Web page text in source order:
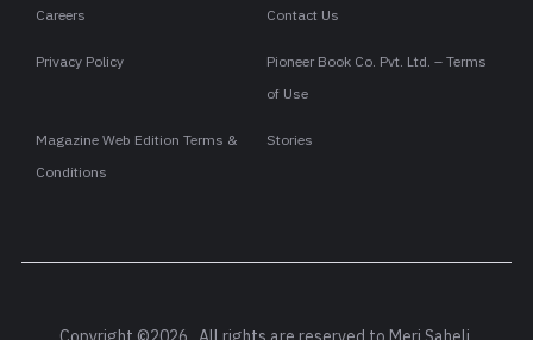
Careers Contact Us
Privacy Policy
Pioneer Book Co. Pvt. Ltd. – Terms
of Use
Magazine Web Edition Terms &
Conditions
Stories